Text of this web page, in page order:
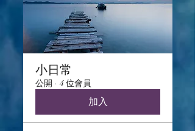
小日常
公開 · 4 位會員
加入